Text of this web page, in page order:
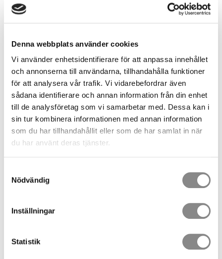
Denna webbplats använder cookies
Vi använder enhetsidentifierare för att anpassa innehållet
och annonserna till användarna, tillhandahålla funktioner
för att analysera vår trafik. Vi vidarebefordrar även
sådana identifierare och annan information från din enhet
till de analysföretag som vi samarbetar med. Dessa kan i
sin tur kombinera informationen med annan information
som du har tillhandahållit eller som de har samlat in när
du har använt deras tjänster.
Nödvändig
Inställningar
Statistik
439,00SEK
KÖP
Lagerstatus
49 st i lager
Artikelnr
0995
Vikt
0,125 kg
Försäkran om överensstämmelse (CE)